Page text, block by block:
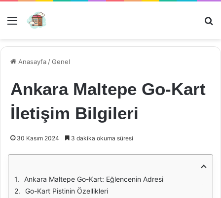
Menü
Anasayfa /Genel
Ankara Maltepe Go-Kart
İletişim Bilgileri
30 Kasım 2024 3 dakika okuma süresi
Ankara Maltepe Go-Kart: Eğlencenin Adresi
Go-Kart Pistinin Özellikleri